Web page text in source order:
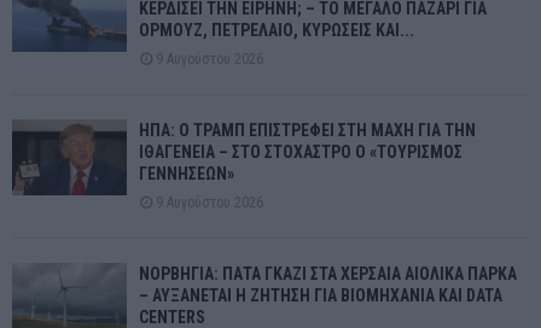
ΚΕΡΔΙΣΕΙ ΤΗΝ ΕΙΡΗΝΗ; – ΤΟ ΜΕΓΑΛΟ ΠΑΖΑΡΙ ΓΙΑ
ΟΡΜΟΥΖ, ΠΕΤΡΕΛΑΙΟ, ΚΥΡΩΣΕΙΣ ΚΑΙ...
9 Αυγούστου 2026
ΗΠΑ: Ο ΤΡΑΜΠ ΕΠΙΣΤΡΕΦΕΙ ΣΤΗ ΜΑΧΗ ΓΙΑ ΤΗΝ
ΙΘΑΓΕΝΕΙΑ – ΣΤΟ ΣΤΟΧΑΣΤΡΟ Ο «ΤΟΥΡΙΣΜΟΣ
ΓΕΝΝΗΣΕΩΝ»
9 Αυγούστου 2026
ΝΟΡΒΗΓΙΑ: ΠΑΤΑ ΓΚΑΖΙ ΣΤΑ ΧΕΡΣΑΙΑ ΑΙΟΛΙΚΑ ΠΑΡΚΑ
– ΑΥΞΑΝΕΤΑΙ Η ΖΗΤΗΣΗ ΓΙΑ ΒΙΟΜΗΧΑΝΙΑ ΚΑΙ DATA
CENTERS